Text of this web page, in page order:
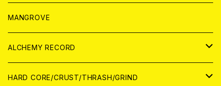
WORLD
アパレル
PATCH
アナログ
MANGROVE
ALCHEMY RECORD
CD
HARD CORE/CRUST/THRASH/GRIND